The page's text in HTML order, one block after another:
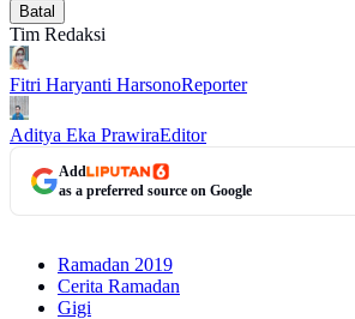
Batal
Tim Redaksi
Fitri Haryanti HarsonoReporter
Aditya Eka PrawiraEditor
Add
as a preferred source on Google
Ramadan 2019
Cerita Ramadan
Gigi